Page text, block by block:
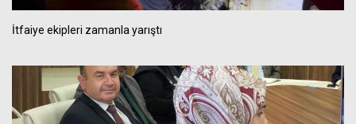
İtfaiye ekipleri zamanla yarıştı